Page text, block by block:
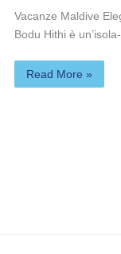
Vacanze Maldive
Bodu Hithi è
Read More »